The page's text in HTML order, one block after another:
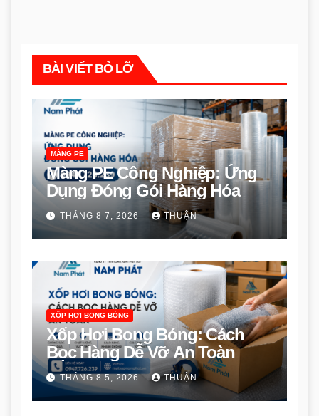
BÀI VIẾT BỎ LỠ
MÀNG PE
Màng PE Công Nghiệp: Ứng
Dụng Đóng Gói Hàng Hóa
THÁNG 8 7, 2026 THUẬN
XỐP HƠI BONG BÓNG
Xốp Hơi Bong Bóng: Cách
Bọc Hàng Dễ Vỡ An Toàn
THÁNG 8 5, 2026 THUẬN